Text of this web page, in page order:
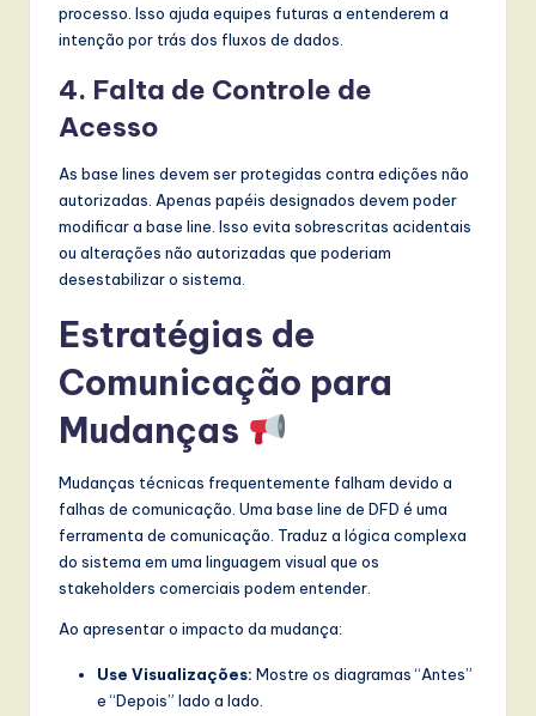
processo. Isso ajuda equipes futuras a entenderem a
intenção por trás dos fluxos de dados.
4. Falta de Controle de
Acesso
As base lines devem ser protegidas contra edições não
autorizadas. Apenas papéis designados devem poder
modificar a base line. Isso evita sobrescritas acidentais
ou alterações não autorizadas que poderiam
desestabilizar o sistema.
Estratégias de
Comunicação para
Mudanças
Mudanças técnicas frequentemente falham devido a
falhas de comunicação. Uma base line de DFD é uma
ferramenta de comunicação. Traduz a lógica complexa
do sistema em uma linguagem visual que os
stakeholders comerciais podem entender.
Ao apresentar o impacto da mudança:
Use Visualizações: Mostre os diagramas “Antes”
e “Depois” lado a lado.